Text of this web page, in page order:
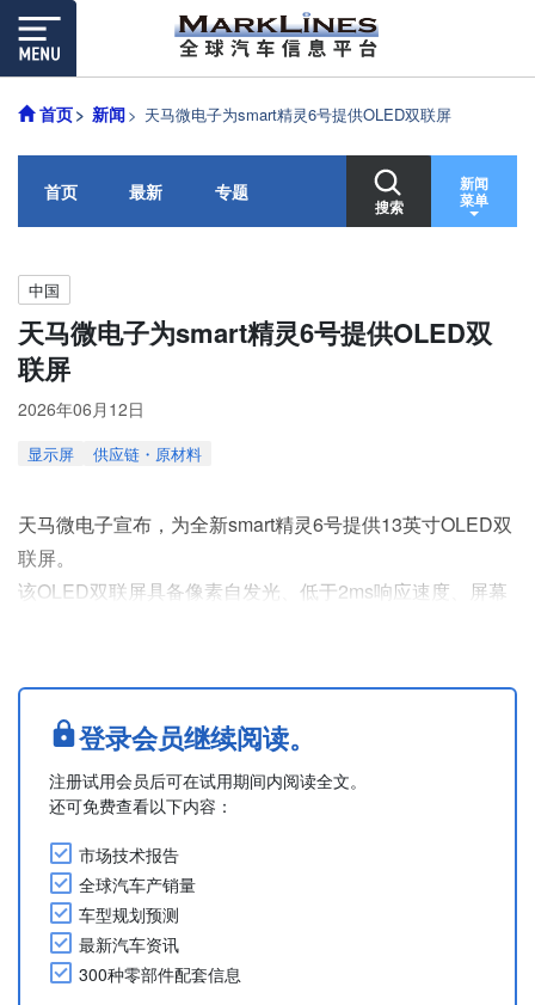
首页 新闻 天马微电子为smart精灵6号提供OLED双联屏
首页 最新 专题
搜索
新闻
菜单
中国
天马微电子为smart精灵6号提供OLED双
联屏
2026年06月12日
显示屏 供应链・原材料
天马微电子宣布，为全新smart精灵6号提供13英寸OLED双
联屏。
该OLED双联屏具备像素自发光、低于2ms响应速度、屏幕
该屏幕采用天马自研叠层OLED器件SLOD技术，通过双层
发光单元结构延缓器件老化。据介绍，该技术可使寿命达到
常规单层OLED的4倍以上，功耗较传统单层OLED降低
30%，满足车规级使用寿命要求。
登录会员继续阅读。
注册试用会员后可在试用期间内阅读全文。
还可免费查看以下内容：
市场技术报告
全球汽车产销量
车型规划预测
最新汽车资讯
300种零部件配套信息